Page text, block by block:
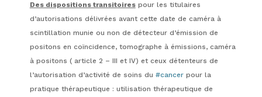
Des dispositions transitoirespour les titulaires
d’autorisations délivrées avant cette date de caméra à
scintillation munie ou non de détecteur d’émission de
positons en coïncidence, tomographe à émissions, caméra
à positons ( article 2 – III et IV) et ceux détenteurs de
l’autorisation d’activité de soins du #cancerpour la
pratique thérapeutique : utilisation thérapeutique de